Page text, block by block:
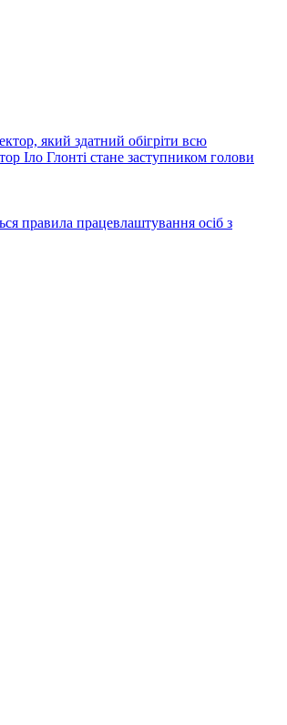
який здатний обігріти всю
Іло Глонті стане заступником голови
правила працевлаштування осіб з